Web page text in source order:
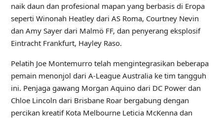
naik daun dan profesional mapan yang berbasis di Eropa
seperti Winonah Heatley dari AS Roma, Courtney Nevin
dan Amy Sayer dari Malmö FF, dan penyerang eksplosif
Eintracht Frankfurt, Hayley Raso.
Pelatih Joe Montemurro telah mengintegrasikan beberapa
pemain menonjol dari A-League Australia ke tim tangguh
ini. Penjaga gawang Morgan Aquino dari DC Power dan
Chloe Lincoln dari Brisbane Roar bergabung dengan
percikan kreatif Kota Melbourne Leticia McKenna dan